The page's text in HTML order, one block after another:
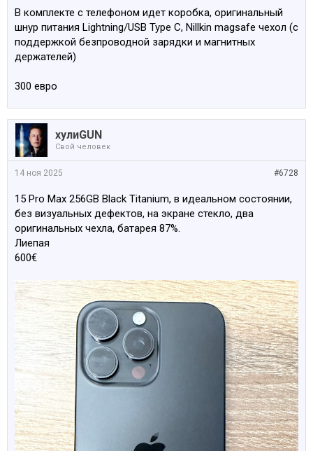
В комплекте с телефоном идет коробка, оригинальный
шнур питания Lightning/USB Type C, Nillkin magsafe чехол (с
поддержкой безпроводной зарядки и магнитных
держателей)
300 евро
хулиGUN
Свой человек
#6728
14 ноя 2025
15 Pro Max 256GB Black Titanium, в идеальном состоянии,
без визуальных дефектов, на экране стекло, два
оригинальных чехла, батарея 87%.
Лиепая
600€